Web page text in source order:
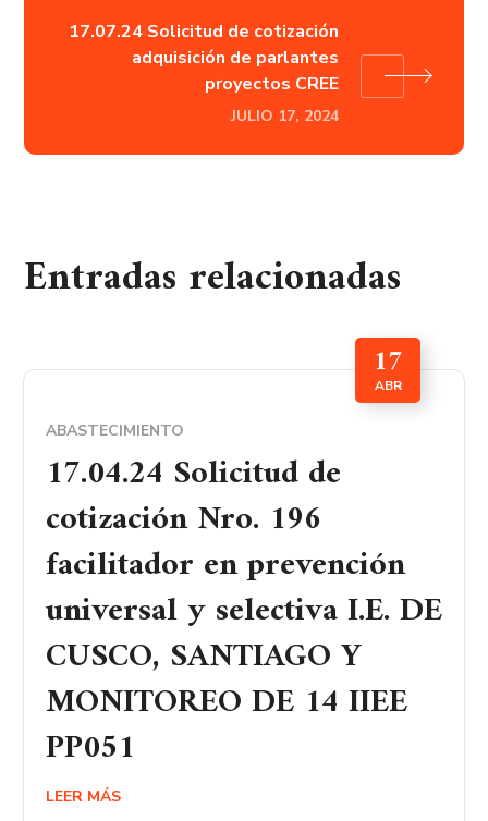
17.07.24 Solicitud de cotización
adquisición de parlantes
proyectos CREE
JULIO 17, 2024
Entradas relacionadas
17
ABR
ABASTECIMIENTO
17.04.24 Solicitud de
cotización Nro. 196
facilitador en prevención
universal y selectiva I.E. DE
CUSCO, SANTIAGO Y
MONITOREO DE 14 IIEE
PP051
LEER MÁS